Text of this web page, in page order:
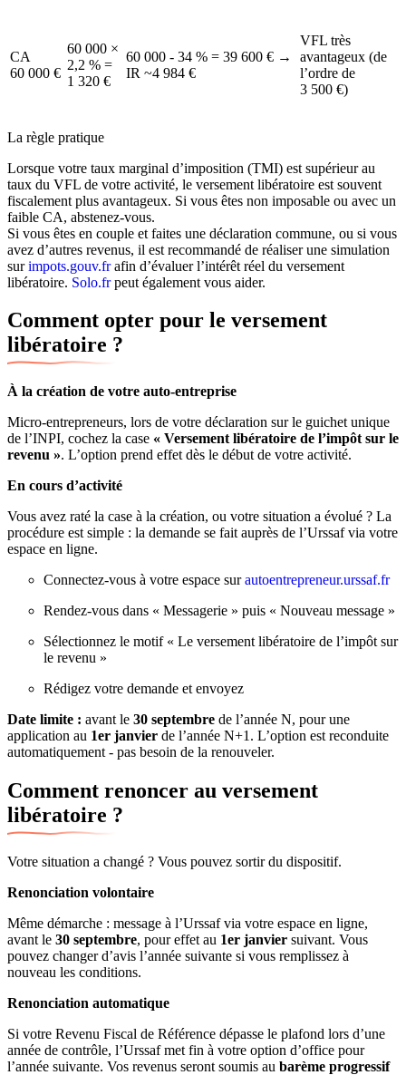
CA
60 000 €
60 000 ×
2,2 % =
1 320 €
60 000 - 34 % = 39 600 € →
IR ~4 984 €
VFL très
avantageux (de
l’ordre de
3 500 €)
La règle pratique
Lorsque votre taux marginal d’imposition (TMI) est supérieur au
taux du VFL de votre activité, le versement libératoire est souvent
fiscalement plus avantageux. Si vous êtes non imposable ou avec un
faible CA, abstenez-vous.
Si vous êtes en couple et faites une déclaration commune, ou si vous
avez d’autres revenus, il est recommandé de réaliser une simulation
surimpots.gouv.frafin d’évaluer l’intérêt réel du versement
libératoire. Solo.frpeut également vous aider.
Comment opter pour le versement
libératoire ?
À la création de votre auto-entreprise
Micro-entrepreneurs, lors de votre déclaration sur le guichet unique
de l’INPI, cochez la case « Versement libératoire de l’impôt sur le
revenu ». L’option prend effet dès le début de votre activité.
En cours d’activité
Vous avez raté la case à la création, ou votre situation a évolué ? La
procédure est simple : la demande se fait auprès de l’Urssaf via votre
espace en ligne.
Connectez-vous à votre espace surautoentrepreneur.urssaf.fr
Rendez-vous dans « Messagerie » puis « Nouveau message »
Sélectionnez le motif « Le versement libératoire de l’impôt sur
le revenu »
Rédigez votre demande et envoyez
Date limite : avant le 30 septembre de l’année N, pour une
application au 1er janvier de l’année N+1. L’option est reconduite
automatiquement - pas besoin de la renouveler.
Comment renoncer au versement
libératoire ?
Votre situation a changé ? Vous pouvez sortir du dispositif.
Renonciation volontaire
Même démarche : message à l’Urssaf via votre espace en ligne,
avant le 30 septembre, pour effet au 1er janvier suivant. Vous
pouvez changer d’avis l’année suivante si vous remplissez à
nouveau les conditions.
Renonciation automatique
Si votre Revenu Fiscal de Référence dépasse le plafond lors d’une
année de contrôle, l’Urssaf met fin à votre option d’office pour
l’année suivante. Vos revenus seront soumis au barème progressif